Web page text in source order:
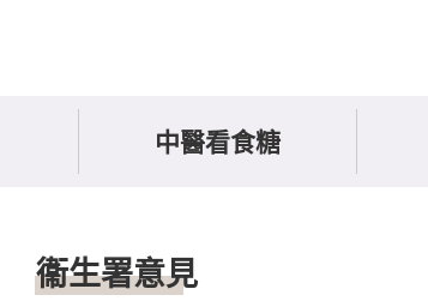
中醫看食糖
衞生署意見